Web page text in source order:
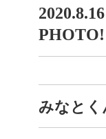
みなとく